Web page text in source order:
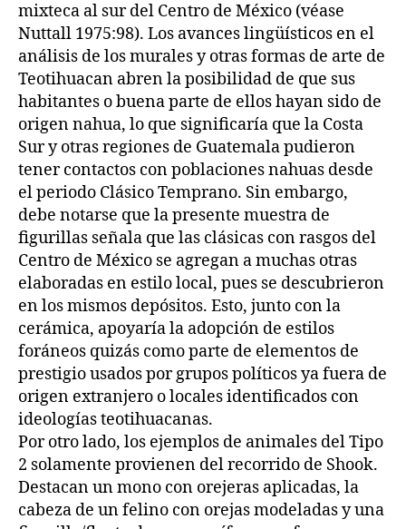
mixteca al sur del Centro de México (véase
Nuttall 1975:98). Los avances lingüísticos en el
análisis de los murales y otras formas de arte de
Teotihuacan abren la posibilidad de que sus
habitantes o buena parte de ellos hayan sido de
origen nahua, lo que significaría que la Costa
Sur y otras regiones de Guatemala pudieron
tener contactos con poblaciones nahuas desde
el periodo Clásico Temprano. Sin embargo,
debe notarse que la presente muestra de
figurillas señala que las clásicas con rasgos del
Centro de México se agregan a muchas otras
elaboradas en estilo local, pues se descubrieron
en los mismos depósitos. Esto, junto con la
cerámica, apoyaría la adopción de estilos
foráneos quizás como parte de elementos de
prestigio usados por grupos políticos ya fuera de
origen extranjero o locales identificados con
ideologías teotihuacanas.
Por otro lado, los ejemplos de animales del Tipo
2 solamente provienen del recorrido de Shook.
Destacan un mono con orejeras aplicadas, la
cabeza de un felino con orejas modeladas y una